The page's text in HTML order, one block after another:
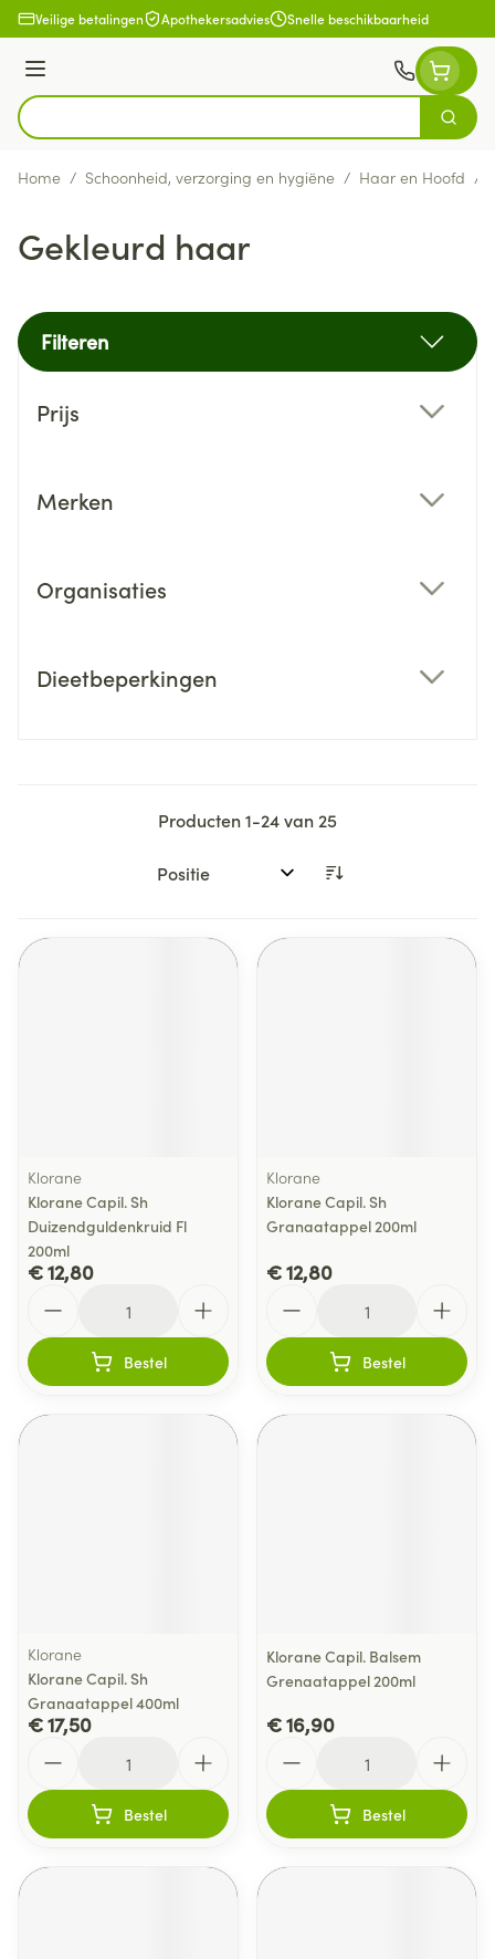
Ga naar de inhoud
Veilige betalingen Apothekersadvies Snelle beschikbaarheid
Menu
Product, merk, categorie...
Zoek
Home / Schoonheid, verzorging en hygiëne / Haar en Hoofd /
Gekleurd haar
Filteren
Prijs
Merken
Organisaties
Dieetbeperkingen
Producten1-24van 25
Sorteer op:
Klorane
Klorane Capil. Sh
Duizendguldenkruid Fl
200ml
€ 12,80
Bestel
Klorane
Klorane Capil. Sh
Granaatappel 200ml
€ 12,80
Bestel
Klorane
Klorane Capil. Sh
Granaatappel 400ml
€ 17,50
Bestel
Klorane Capil. Balsem
Grenaatappel 200ml
€ 16,90
Bestel